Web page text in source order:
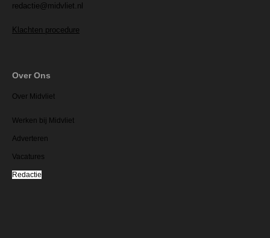
redactie@midvliet.nl
Klachten procedure
Over Ons
Over Midvliet
Werken bij Midvliet
Adverteren
Vacatures
Redactie